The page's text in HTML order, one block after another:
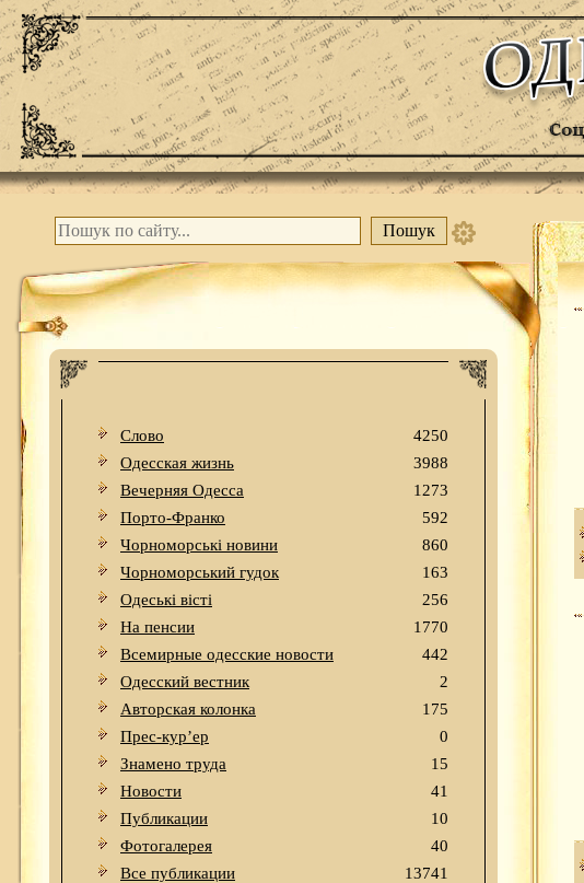
Слово
4250
Одесская жизнь
3988
Вечерняя Одесса
1273
Порто-Франко
592
Чорноморські новини
860
Чорноморський гудок
163
Одеськi вiстi
256
На пенсии
1770
Всемирные одесские новости
442
Одесский вестник
2
Авторская колонка
175
Прес-кур’ер
0
Знамено труда
15
Новости
41
Публикации
10
Фотогалерея
40
Все публикации
13741